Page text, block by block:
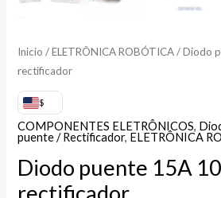
Inicio /ELETRÔNICA ROBÓTICA/ Diodo
rectificador
$
COMPONENTES ELETRÔNICOS,
puente / Rectificador, ELETRÔNICA
Diodo puente 15A
rectificador